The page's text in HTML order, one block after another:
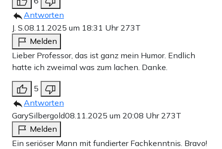
Antworten
J. S.08.11.2025 um 18:31 Uhr 273T
Melden
Lieber Professor, das ist ganz mein Humor. Endlich
hatte ich zweimal was zum lachen. Danke.
5
Antworten
GarySilbergold08.11.2025 um 20:08 Uhr 273T
Melden
Ein seriöser Mann mit fundierter Fachkenntnis. Bravo!